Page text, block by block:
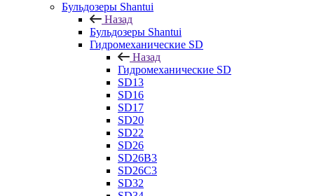
Бульдозеры Shantui
Назад
Бульдозеры Shantui
Гидромеханические SD
Назад
Гидромеханические SD
SD13
SD16
SD17
SD20
SD22
SD26
SD26B3
SD26C3
SD32